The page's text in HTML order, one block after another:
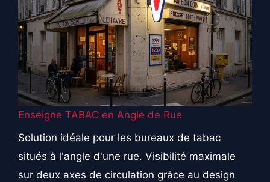
Enseigne TABAC en Angle de Rue
Solution idéale pour les bureaux de tabac
situés à l'angle d'une rue. Visibilité maximale
sur deux axes de circulation grâce au design